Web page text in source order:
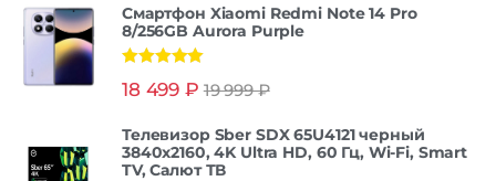
Смартфон Xiaomi Redmi Note 14 Pro
8/256GB Aurora Purple
из 5
18 499 ₽ 19 999₽
Телевизор Sber SDX 65U4121 черный
3840x2160, 4K Ultra HD, 60 Гц, Wi-Fi, Smart
TV, Салют ТВ